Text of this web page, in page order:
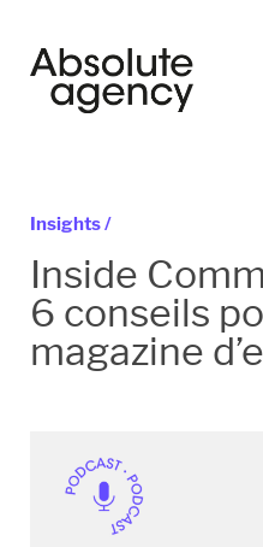
Insights /
Inside
6 conseils
magazine